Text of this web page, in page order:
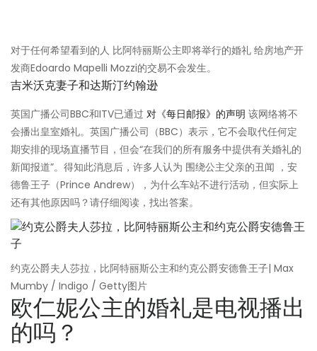
对于任何希望看到的人 比阿特丽斯公主即将举行的婚礼 给房地产开
发商Edoardo Mapelli Mozzi的交易不会发生。
吉米沃克妻子和达斯汀约翰逊
英国广播公司BBC和ITV已通过 对《每日邮报》的声明 该网络将不
会播出皇室婚礼。英国广播公司（BBC）表示，它不会取代任何定
期安排的现场直播节目，但会“在我们的所有服务中提供有关婚礼的
新闻报道”。得知此消息后，许多人认为 围绕公主父亲的丑闻 ，安
德鲁王子（Prince Andrew），为什么车站不进行活动，但实际上
还有其他原因吗？请仔细阅读，找出答案。
约克公爵夫人莎拉，比阿特丽斯公主和约克公爵安德鲁王子| Max
Mumby / Indigo / Getty图片
欧仁妮公主的婚礼是电视播出
的吗？